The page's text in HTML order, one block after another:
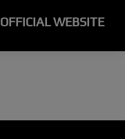
OFFICIAL WEBSITE